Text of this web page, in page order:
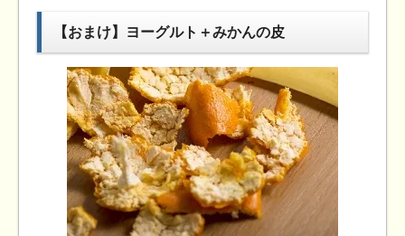
【おまけ】ヨーグルト＋みかんの皮